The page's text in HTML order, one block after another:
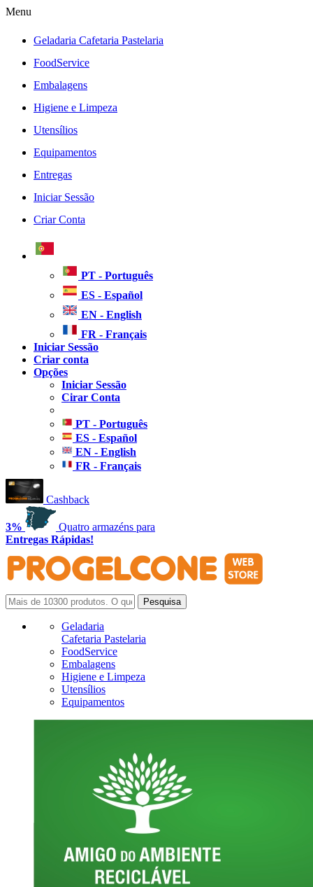
Menu
Geladaria Cafetaria Pastelaria
FoodService
Embalagens
Higiene e Limpeza
Utensílios
Equipamentos
Entregas
Iniciar Sessão
Criar Conta
PT - Português
ES - Español
EN - English
FR - Français
Iniciar Sessão
Criar conta
Opções
Iniciar Sessão
Cirar Conta
PT - Português
ES - Español
EN - English
FR - Français
Cashback
3%
Quatro armazéns para
Entregas Rápidas!
Geladaria
Cafetaria Pastelaria
FoodService
Embalagens
Higiene e Limpeza
Utensílios
Equipamentos